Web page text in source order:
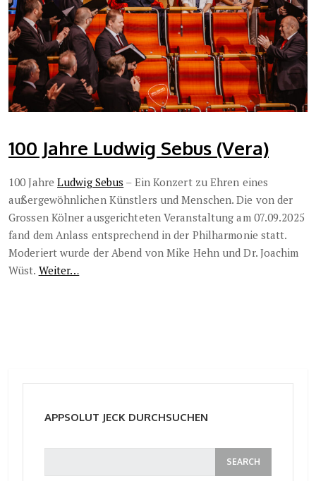
100 Jahre Ludwig Sebus (Vera)
100 Jahre Ludwig Sebus – Ein Konzert zu Ehren eines
außergewöhnlichen Künstlers und Menschen. Die von der
Grossen Kölner ausgerichteten Veranstaltung am 07.09.2025
fand dem Anlass entsprechend in der Philharmonie statt.
Moderiert wurde der Abend von Mike Hehn und Dr. Joachim
Wüst. Weiter…
APPSOLUT JECK DURCHSUCHEN